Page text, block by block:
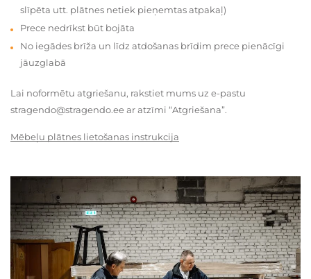
slīpēta utt. plātnes netiek pieņemtas atpakaļ)
Prece nedrīkst būt bojāta
No iegādes brīža un līdz atdošanas brīdim prece pienācīgi
jāuzglabā
Lai noformētu atgriešanu, rakstiet mums uz e-pastu
stragendo@stragendo.ee ar atzīmi “Atgriešana”.
Mēbeļu plātnes lietošanas instrukcija